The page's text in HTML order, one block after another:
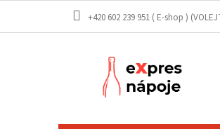
obsah
+420 602 239 951 ( E-shop )